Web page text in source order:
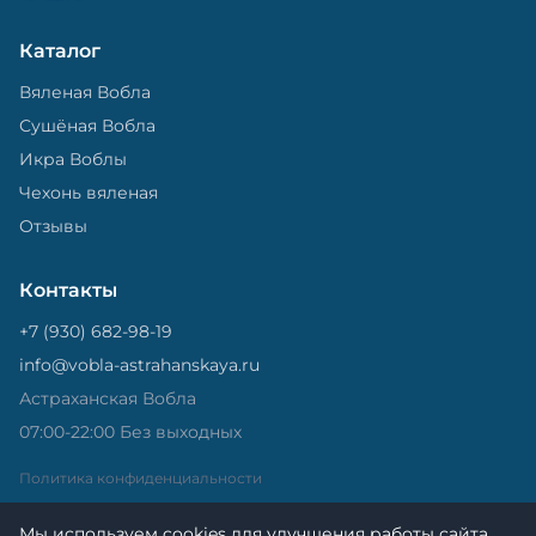
Каталог
Вяленая Вобла
Сушёная Вобла
Икра Воблы
Чехонь вяленая
Отзывы
Контакты
+7 (930) 682-98-19
info@vobla-astrahanskaya.ru
Астраханская Вобла
07:00-22:00 Без выходных
Политика конфиденциальности